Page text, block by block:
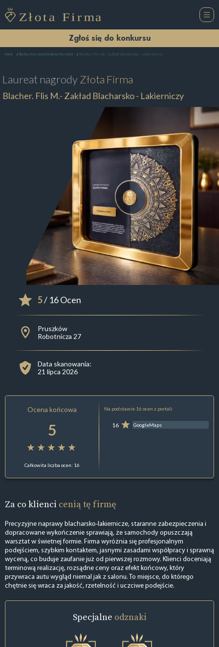
Zgłoś się do konkursu
Home Blacharstwo samochodowe Pruszków Blacher. Flis M.- Zakład Blacharsko - Lakierniczy
Laureat nagrodyZłota Firma
Blacher. Flis M.- Zakład Blacharsko - Lakierniczy
5/ 16 Ocen
Pruszków
Robotnicza 27
Data skanowania:
21 lipca 2026
Ocena końcowa
5
Całkowita liczba ocen: 16
Na podstawie 16 ocen z portali:
16 GoogleMaps
Za co klienci cenią tę firmę
Precyzyjne naprawy blacharsko-lakiernicze, staranne zabezpieczenia i
dopracowane wykończenie sprawiają, że samochody opuszczają
warsztat w świetnej formie. Firma wyróżnia się profesjonalnym
podejściem, szybkim kontaktem, jasnymi zasadami współpracy i sprawną
wyceną, co buduje zaufanie już od pierwszej rozmowy. Klienci doceniają
terminową realizację, rozsądne ceny oraz efekt końcowy, który
przywraca autu wygląd niemal jak z salonu. To miejsce, do którego
chętnie się wraca za jakość, rzetelność i uczciwe podejście.
Specjalne odznaki